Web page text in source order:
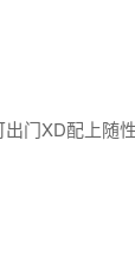
门XD配上随